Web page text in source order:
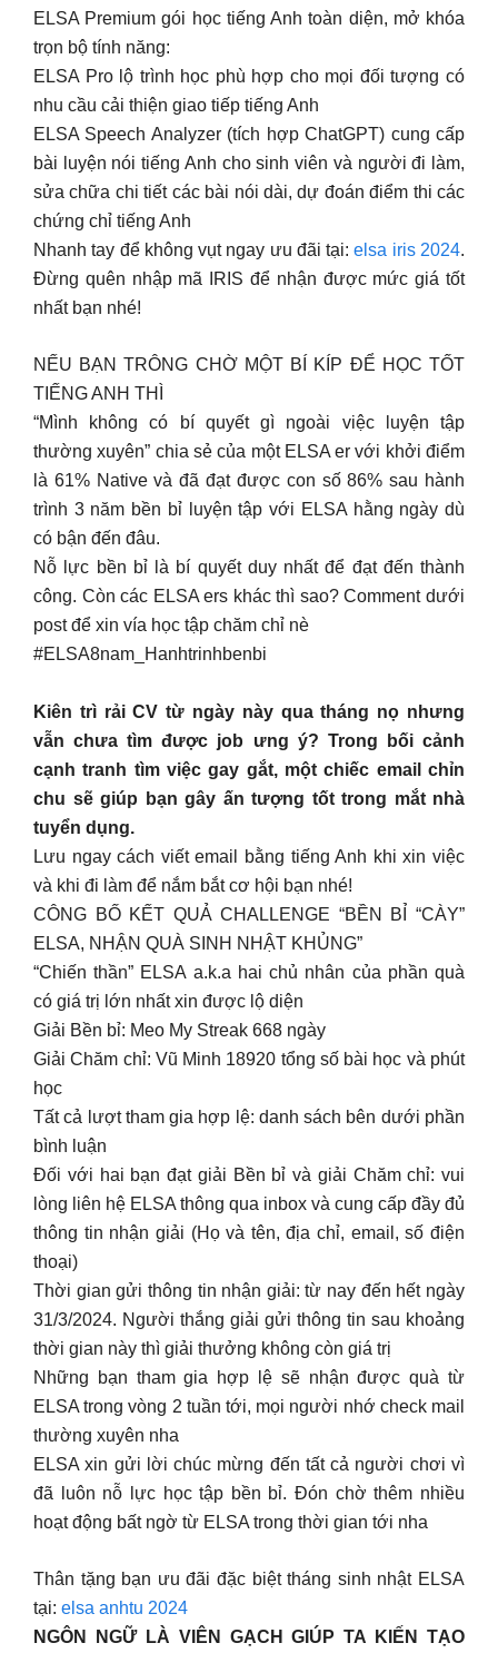
ELSA Premium gói học tiếng Anh toàn diện, mở khóa
trọn bộ tính năng:
ELSA Pro lộ trình học phù hợp cho mọi đối tượng có
nhu cầu cải thiện giao tiếp tiếng Anh
ELSA Speech Analyzer (tích hợp ChatGPT) cung cấp
bài luyện nói tiếng Anh cho sinh viên và người đi làm,
sửa chữa chi tiết các bài nói dài, dự đoán điểm thi các
chứng chỉ tiếng Anh
Nhanh tay để không vụt ngay ưu đãi tại:elsa iris 2024.
Đừng quên nhập mã IRIS để nhận được mức giá tốt
nhất bạn nhé!
NẾU BẠN TRÔNG CHỜ MỘT BÍ KÍP ĐỂ HỌC TỐT
TIẾNG ANH THÌ
“Mình không có bí quyết gì ngoài việc luyện tập
thường xuyên” chia sẻ của một ELSA er với khởi điểm
là 61% Native và đã đạt được con số 86% sau hành
trình 3 năm bền bỉ luyện tập với ELSA hằng ngày dù
có bận đến đâu.
Nỗ lực bền bỉ là bí quyết duy nhất để đạt đến thành
công. Còn các ELSA ers khác thì sao? Comment dưới
post để xin vía học tập chăm chỉ nè
#ELSA8nam_Hanhtrinhbenbi
Kiên trì rải CV từ ngày này qua tháng nọ nhưng
vẫn chưa tìm được job ưng ý? Trong bối cảnh
cạnh tranh tìm việc gay gắt, một chiếc email chỉn
chu sẽ giúp bạn gây ấn tượng tốt trong mắt nhà
tuyển dụng.
Lưu ngay cách viết email bằng tiếng Anh khi xin việc
và khi đi làm để nắm bắt cơ hội bạn nhé!
CÔNG BỐ KẾT QUẢ CHALLENGE “BỀN BỈ “CÀY”
ELSA, NHẬN QUÀ SINH NHẬT KHỦNG”
“Chiến thần” ELSA a.k.a hai chủ nhân của phần quà
có giá trị lớn nhất xin được lộ diện
Giải Bền bỉ: Meo My Streak 668 ngày
Giải Chăm chỉ: Vũ Minh 18920 tổng số bài học và phút
học
Tất cả lượt tham gia hợp lệ: danh sách bên dưới phần
bình luận
Đối với hai bạn đạt giải Bền bỉ và giải Chăm chỉ: vui
lòng liên hệ ELSA thông qua inbox và cung cấp đầy đủ
thông tin nhận giải (Họ và tên, địa chỉ, email, số điện
thoại)
Thời gian gửi thông tin nhận giải: từ nay đến hết ngày
31/3/2024. Người thắng giải gửi thông tin sau khoảng
thời gian này thì giải thưởng không còn giá trị
Những bạn tham gia hợp lệ sẽ nhận được quà từ
ELSA trong vòng 2 tuần tới, mọi người nhớ check mail
thường xuyên nha
ELSA xin gửi lời chúc mừng đến tất cả người chơi vì
đã luôn nỗ lực học tập bền bỉ. Đón chờ thêm nhiều
hoạt động bất ngờ từ ELSA trong thời gian tới nha
Thân tặng bạn ưu đãi đặc biệt tháng sinh nhật ELSA
tại: elsa anhtu 2024
NGÔN NGỮ LÀ VIÊN GẠCH GIÚP TA KIẾN TẠO